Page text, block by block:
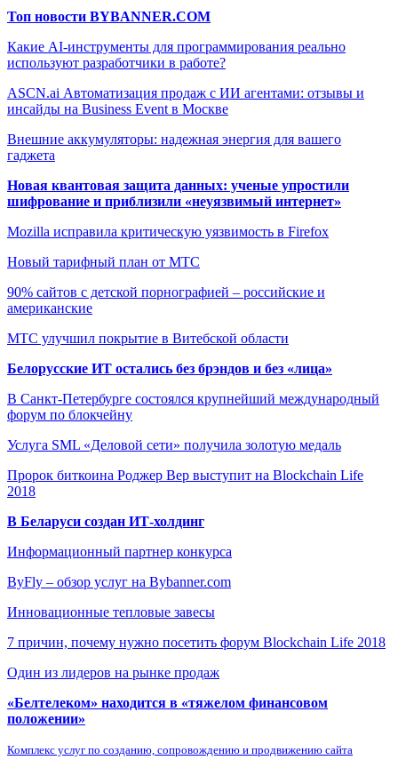
Топ новости BYBANNER.COM
Какие AI-инструменты для программирования реально
используют разработчики в работе?
ASCN.ai Автоматизация продаж с ИИ агентами: отзывы и
инсайды на Business Event в Москве
Внешние аккумуляторы: надежная энергия для вашего
гаджета
Новая квантовая защита данных: ученые упростили
шифрование и приблизили «неуязвимый интернет»
Mozilla исправила критическую уязвимость в Firefox
Новый тарифный план от МТС
90% сайтов с детской порнографией – российские и
американские
МТС улучшил покрытие в Витебской области
Белорусские ИТ остались без брэндов и без «лица»
В Санкт-Петербурге состоялся крупнейший международный
форум по блокчейну
Услуга SML «Деловой сети» получила золотую медаль
Пророк биткоина Роджер Вер выступит на Blockchain Life
2018
В Беларуси создан ИТ-холдинг
Информационный партнер конкурса
ByFly – обзор услуг на Bybanner.com
Инновационные тепловые завесы
7 причин, почему нужно посетить форум Blockchain Life 2018
Один из лидеров на рынке продаж
«Белтелеком» находится в «тяжелом финансовом
положении»
Комплекс услуг по созданию, сопровождению и продвижению сайта